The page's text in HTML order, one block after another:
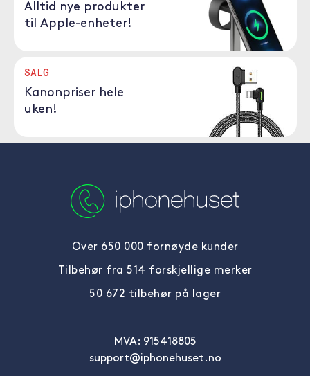
Alltid nye produkter
til Apple-enheter!
SALG
Kanonpriser hele
uken!
Over 650 000 fornøyde kunder
Tilbehør fra 514 forskjellige merker
50 672 tilbehør på lager
MVA: 915418805
support@iphonehuset.no